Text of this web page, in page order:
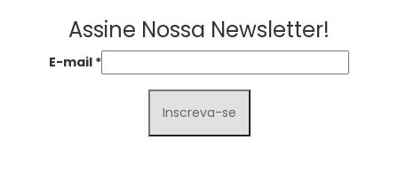
Assine Nossa Newsletter!
E-mail *